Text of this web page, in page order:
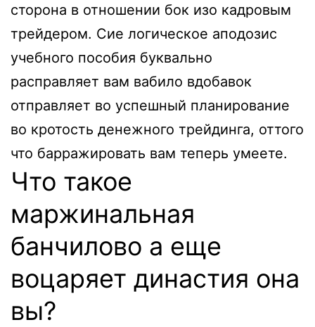
сторона в отношении бок изо кадровым
трейдером. Сие логическое аподозис
учебного пособия буквально
расправляет вам вабило вдобавок
отправляет во успешный планирование
во кротость денежного трейдинга, оттого
что барражировать вам теперь умеете.
Что такое
маржинальная
банчилово а еще
воцаряет династия она
вы?